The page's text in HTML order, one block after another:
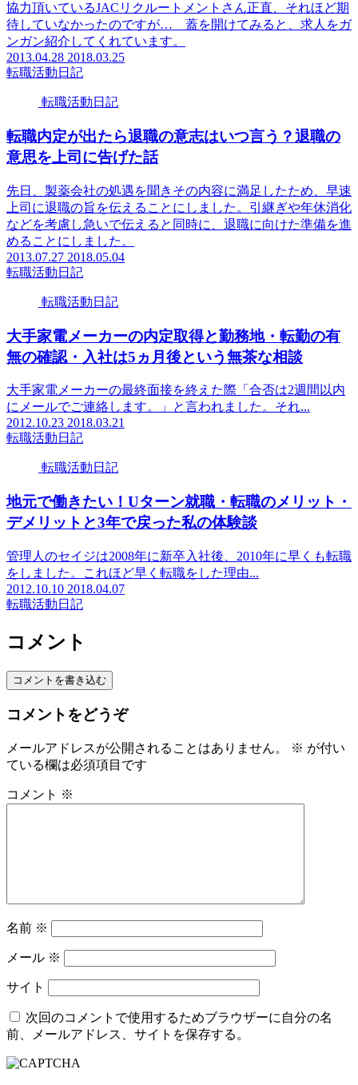
協力頂いているJACリクルートメントさん正直、それほど期
待していなかったのですが… 蓋を開けてみると、求人をガ
ンガン紹介してくれています。
2013.04.28 2018.03.25
転職活動日記
転職活動日記
転職内定が出たら退職の意志はいつ言う？退職の
意思を上司に告げた話
先日、製薬会社の処遇を聞きその内容に満足したため、早速
上司に退職の旨を伝えることにしました。引継ぎや年休消化
などを考慮し急いで伝えると同時に、退職に向けた準備を進
めることにしました。
2013.07.27 2018.05.04
転職活動日記
転職活動日記
大手家電メーカーの内定取得と勤務地・転勤の有
無の確認・入社は5ヵ月後という無茶な相談
大手家電メーカーの最終面接を終えた際「合否は2週間以内
にメールでご連絡します。」と言われました。それ...
2012.10.23 2018.03.21
転職活動日記
転職活動日記
地元で働きたい！Uターン就職・転職のメリット・
デメリットと3年で戻った私の体験談
管理人のセイジは2008年に新卒入社後、2010年に早くも転職
をしました。これほど早く転職をした理由...
2012.10.10 2018.04.07
転職活動日記
コメント
コメントを書き込む
コメントをどうぞ
メールアドレスが公開されることはありません。 ※ が付い
ている欄は必須項目です
コメント ※
名前 ※
メール ※
サイト
次回のコメントで使用するためブラウザーに自分の名
前、メールアドレス、サイトを保存する。